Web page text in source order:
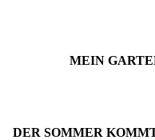
MEIN
DER SOMMER